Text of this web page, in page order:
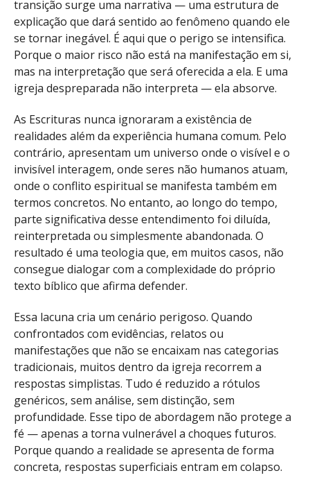
transição surge uma narrativa — uma estrutura de
explicação que dará sentido ao fenômeno quando ele
se tornar inegável. É aqui que o perigo se intensifica.
Porque o maior risco não está na manifestação em si,
mas na interpretação que será oferecida a ela. E uma
igreja despreparada não interpreta — ela absorve.
As Escrituras nunca ignoraram a existência de
realidades além da experiência humana comum. Pelo
contrário, apresentam um universo onde o visível e o
invisível interagem, onde seres não humanos atuam,
onde o conflito espiritual se manifesta também em
termos concretos. No entanto, ao longo do tempo,
parte significativa desse entendimento foi diluída,
reinterpretada ou simplesmente abandonada. O
resultado é uma teologia que, em muitos casos, não
consegue dialogar com a complexidade do próprio
texto bíblico que afirma defender.
Essa lacuna cria um cenário perigoso. Quando
confrontados com evidências, relatos ou
manifestações que não se encaixam nas categorias
tradicionais, muitos dentro da igreja recorrem a
respostas simplistas. Tudo é reduzido a rótulos
genéricos, sem análise, sem distinção, sem
profundidade. Esse tipo de abordagem não protege a
fé — apenas a torna vulnerável a choques futuros.
Porque quando a realidade se apresenta de forma
concreta, respostas superficiais entram em colapso.